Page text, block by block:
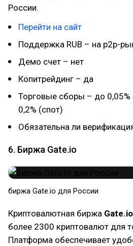
России.
Перейти на сайт
Поддержка RUB – на p2p-
Демо счет – нет
Копитрейдинг – да
Торговые сборы – до
0,2% (спот)
Обязательна ли
6. Биржа Gate.io
биржа Gate.io для России
Криптовалютная биржа Gate.io
более 2300 криптовалют для
Платформа обеспечивает